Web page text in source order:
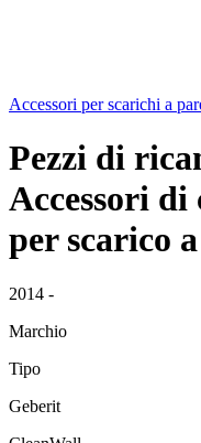
Accessori per scarichi a
Pezzi di
Accessori di
per scarico
2014 -
Marchio
Tipo
Geberit